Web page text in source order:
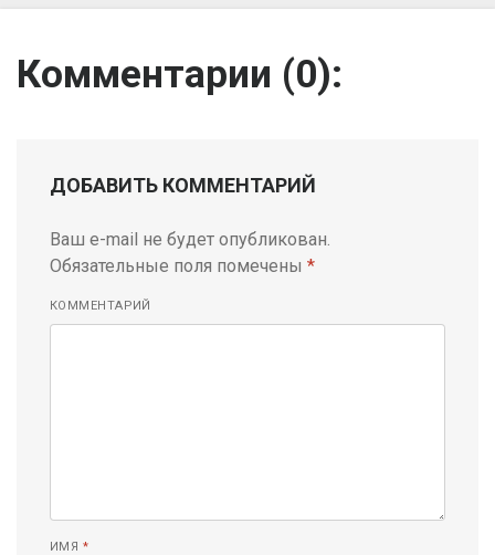
Комментарии (0):
ДОБАВИТЬ КОММЕНТАРИЙ
Ваш e-mail не будет опубликован.
Обязательные поля помечены *
КОММЕНТАРИЙ
ИМЯ *